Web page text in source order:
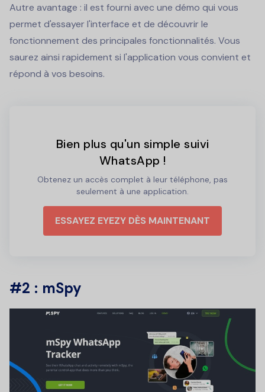
Autre avantage : il est fourni avec une démo qui vous
permet d'essayer l'interface et de découvrir le
fonctionnement des principales fonctionnalités. Vous
saurez ainsi rapidement si l'application vous convient et
répond à vos besoins.
Bien plus qu'un simple suivi
WhatsApp !
Obtenez un accès complet à leur téléphone, pas
seulement à une application.
ESSAYEZ EYEZY DÈS MAINTENANT
#2 : mSpy